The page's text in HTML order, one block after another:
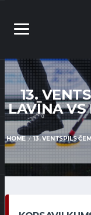
13.
LAVĪNA VS
HOME 13. VENTSPILS